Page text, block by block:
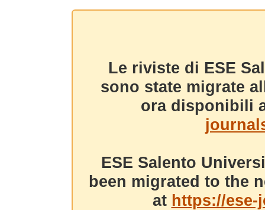
Le riviste di ESE
sono state migrate
ora disponibili
ESE Salento
been migrated to the
at https://